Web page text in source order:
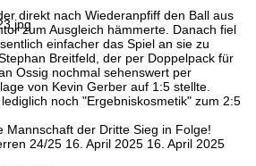
direkt nach Wiederanpfiff den Ball aus
zum Ausgleich hämmerte. Danach fiel
einfacher das Spiel an sie zu
Breitfeld, der per Doppelpack für
Ossig nochmal sehenswert per
von Kevin Gerber auf 1:5 stellte.
noch "Ergebniskosmetik" zum 2:5
Mannschaft der Dritte Sieg in Folge!
24/25 16. April 2025 16. April 2025